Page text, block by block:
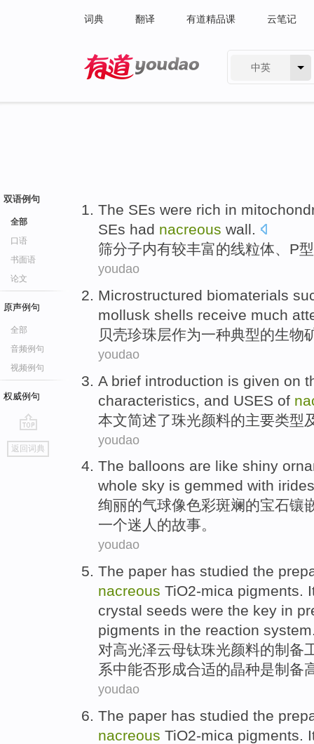
词典 翻译 有道精品课 云笔记
中英
双语例句
全部
口语
书面语
论文
原声例句
全部
音频例句
视频例句
权威例句
go
top
返回词典
The SEs were rich in
SEs had nacreous wall.
筛分子内有较丰富的线粒体、 P型
youdao
Microstructured biomaterials
mollusk shells receive much
贝壳珍珠层作为一种典型的生物
youdao
A brief introduction is given on
characteristics
and USES of
本文简述了珠光颜料的主要类型
youdao
The balloons are like shiny
whole sky is gemmed with
绚丽的气球像色彩斑斓的宝石镶
一个迷人的故事。
youdao
The paper has studied the
nacreous TiO2-mica pigments.
crystal seeds were the key in
pigments in the reaction system
对高光泽云母钛珠光颜料的制备
系中能否形成合适的晶种是制备
youdao
The paper has studied the
nacreous TiO2-mica pigments.